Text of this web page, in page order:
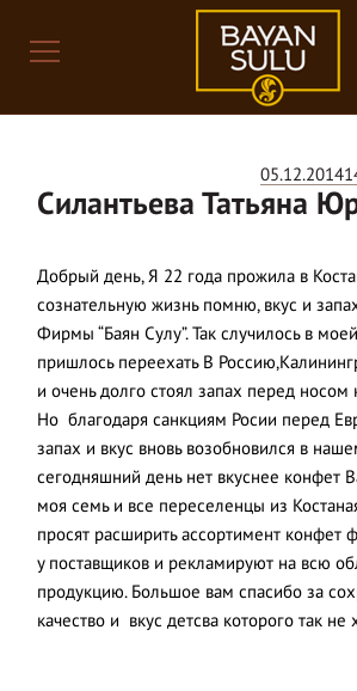
Posted
on
05.12.2014
Силантьева Татьяна
Добрый день, Я 22 года прожила в
сознательную жизнь помню, вкус и
Фирмы “Баян Сулу”. Так случилось в
пришлось переехать В
и очень долго стоял запах перед носом
Но благодаря санкциям Росии перед
запах и вкус вновь возобновился в
сегодняшний день нет вкуснее конфет
моя семь и все переселенцы из
просят расширить ассортимент конфет
у поставщиков и рекламируют на всю
продукцию. Большое вам спасибо за
качество и вкус детсва которого так не